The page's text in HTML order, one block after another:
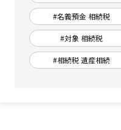
#名義預金 相続税
#対象 相続税
#相続税 遺産相続